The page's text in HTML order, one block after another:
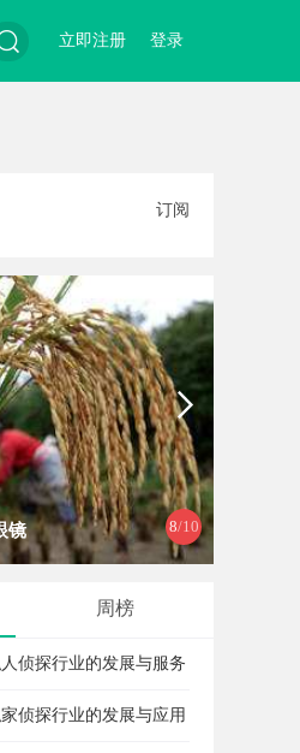
登录
立即注册
订阅
8/10
镜
周榜
侦探行业的发展与服务
侦探行业的发展与应用